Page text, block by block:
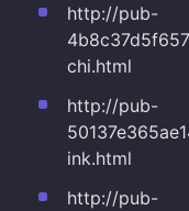
http://pub-
chi.html
http://pub-
ink.html
http://pub-